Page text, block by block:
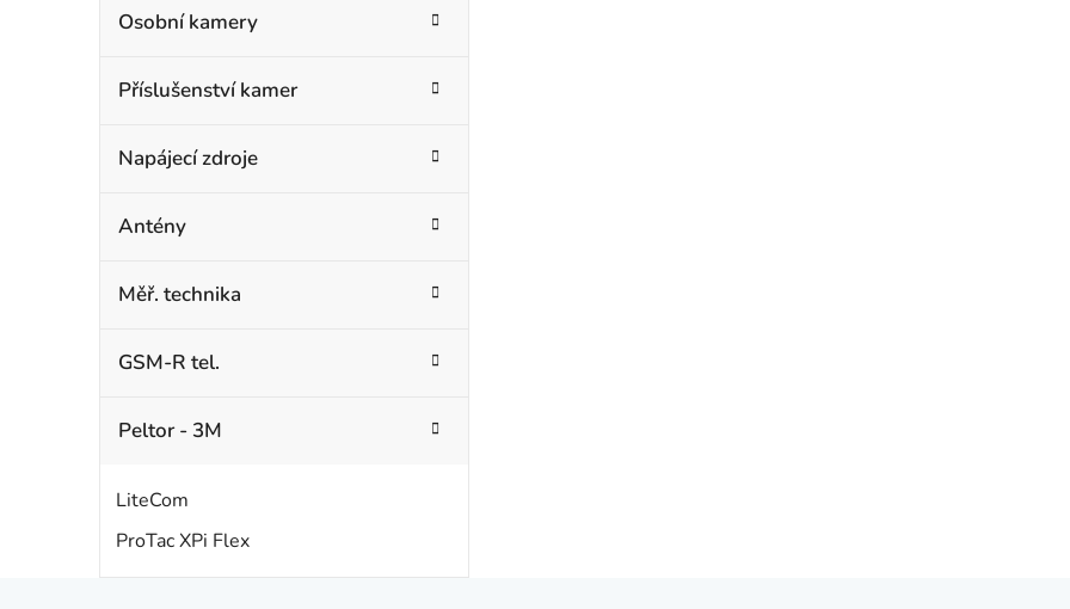
Osobní kamery
Příslušenství kamer
Napájecí zdroje
Antény
Měř. technika
GSM-R tel.
Peltor - 3M
LiteCom
ProTac XPi Flex